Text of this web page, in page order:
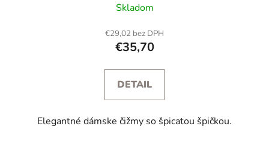
Skladom
€29,02 bez DPH
€35,70
DETAIL
Elegantné dámske čižmy so špicatou špičkou.